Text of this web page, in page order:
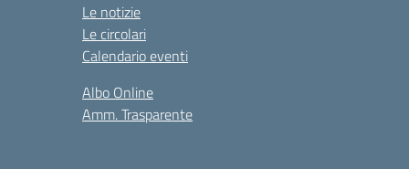
Le notizie
Le circolari
Calendario eventi
Albo Online
Amm. Trasparente